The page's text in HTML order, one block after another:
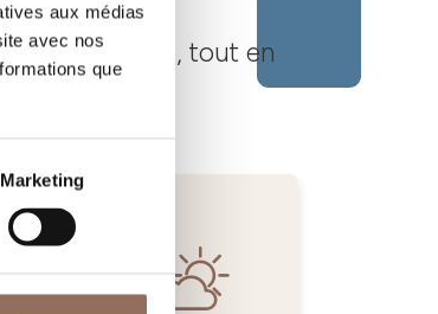
aux médias
avec nos
que
Marketing
Roero, tout en